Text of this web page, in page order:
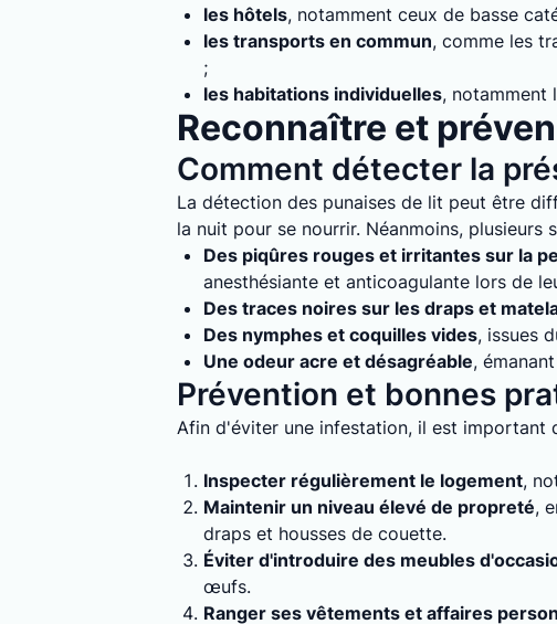
les hôtels, notamment ceux de basse
les transports en commun, comme les
;
les habitations individuelles, notamment
Reconnaître et
Comment détecter la
La détection des punaises de lit peut être
la nuit pour se nourrir. Néanmoins, plusieurs
Des piqûres rouges et irritantes sur la
anesthésiante et anticoagulante lors de
Des traces noires sur les draps et
Des nymphes et coquilles vides, issues
Une odeur acre et désagréable,
Prévention et bonnes
Afin d'éviter une infestation, il est important
Inspecter régulièrement le logement,
Maintenir un niveau élevé de propreté,
draps et housses de couette.
Éviter d'introduire des meubles
œufs.
Ranger ses vêtements et affaires